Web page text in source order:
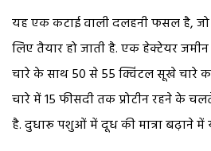
यह एक कटाई वाली दलहनी फसल है, जो
लिए तैयार हो जाती है. एक हेक्टेयर
चारे के साथ 50 से 55 क्विंटल सूखे चारे
चारे में 15 फीसदी तक प्रोटीन रहने के
है. दुधारू पशुओं में दूध की मात्रा बढ़ाने में